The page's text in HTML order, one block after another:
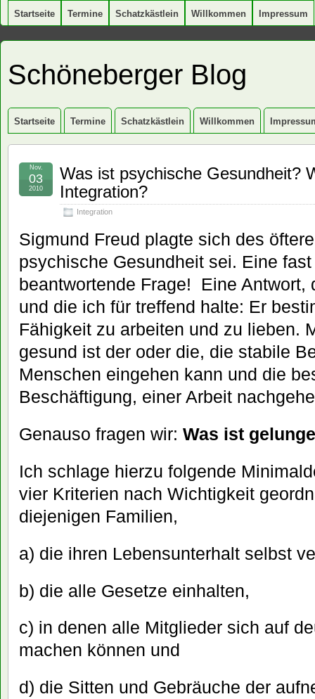
Startseite Termine Schatzkästlein Willkommen Impressum
Schöneberger Blog
Startseite Termine Schatzkästlein Willkommen
Was ist psychische Gesundheit?
Integration?
Integration
Nov.
03
2010
Sigmund Freud plagte sich des
psychische Gesundheit sei. Eine
beantwortende Frage! Eine Antwort,
und die ich für treffend halte: Er
Fähigkeit zu arbeiten und zu lieben.
gesund ist der oder die, die stabile
Menschen eingehen kann und die
Beschäftigung, einer Arbeit
Genauso fragen wir: Was ist
Ich schlage hierzu folgende
vier Kriterien nach Wichtigkeit
diejenigen Familien,
a) die ihren Lebensunterhalt selbst
b) die alle Gesetze einhalten,
c) in denen alle Mitglieder sich auf
machen können und
d) die Sitten und Gebräuche der